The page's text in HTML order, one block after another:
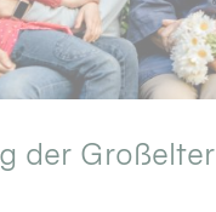
der